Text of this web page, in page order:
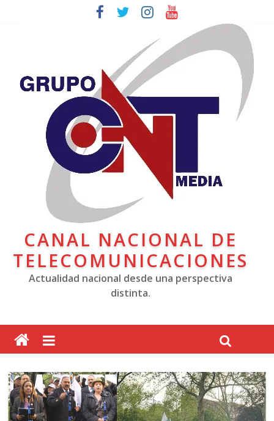
CANAL NACIONAL DE
TELECOMUNICACIONES
Actualidad nacional desde una perspectiva
distinta.